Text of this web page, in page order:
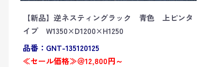
【新品】逆ネスティングラック 青色 上ピンタ
イプ W1350×D1200×H1250
品番：GNT-135120125
≪セール価格≫＠12,800円～